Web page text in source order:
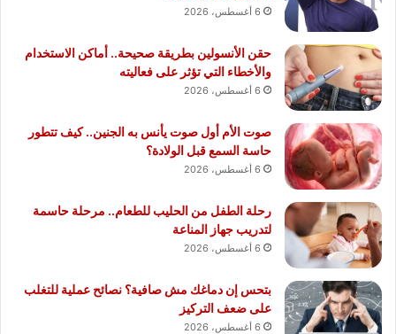
6 أغسطس، 2026
حقن الأنسولين بطريقة صحيحة.. أماكن الاستخدام
والأخطاء التي تؤثر على فعاليته
6 أغسطس، 2026
صوت الأم أول صوت يأنس به الجنين.. كيف تتطور
حاسة السمع قبل الولادة؟
6 أغسطس، 2026
رحلة الطفل من الحليب للطعام.. مرحلة حاسمة
لتدريب جهاز المناعة
6 أغسطس، 2026
بتحس إن دماغك مش صافية؟ نصائح عملية للتغلب
على ضعف التركيز
6 أغسطس، 2026